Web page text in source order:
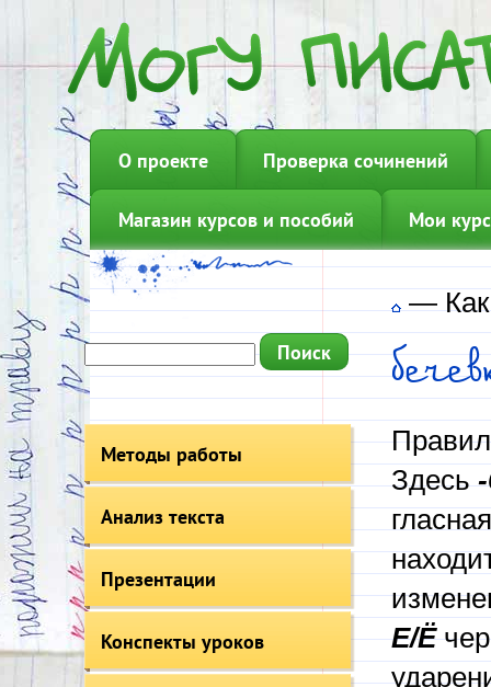
О проекте Проверка сочинений
Магазин курсов и пособий Мои
Методы работы
Анализ текста
Презентации
Конспекты уроков
—
Здесь
Е/Ё